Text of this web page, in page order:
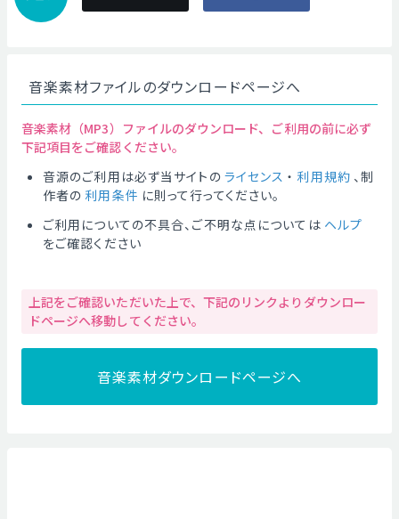
音楽素材ファイルのダウンロードページへ
音楽素材（MP3）ファイルのダウンロード、ご利用の前に必ず
下記項目をご確認ください。
音源のご利用は必ず当サイトの ライセンス ・ 利用規約 、制
作者の 利用条件 に則って行ってください。
ご利用についての不具合、ご不明な点については ヘルプ
をご確認ください
上記をご確認いただいた上で、下記のリンクよりダウンロー
ドページへ移動してください。
音楽素材ダウンロードページへ